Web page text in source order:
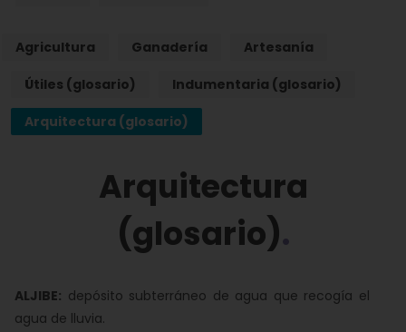
Agricultura Ganadería Artesanía
Útiles (glosario) Indumentaria (glosario)
Arquitectura (glosario)
Arquitectura
(glosario)
ALJIBE: depósito subterráneo de agua que recogía el
agua de lluvia.